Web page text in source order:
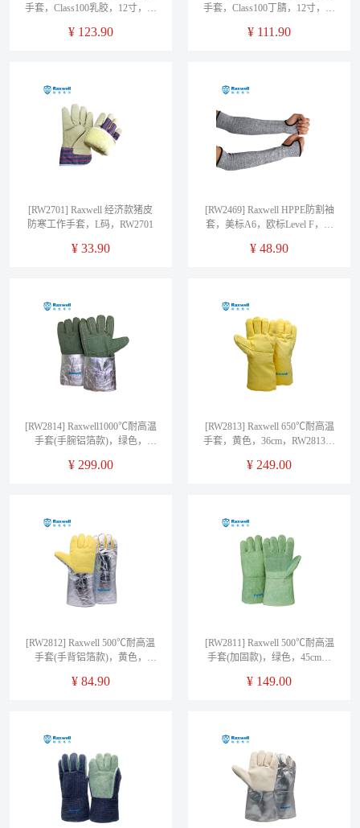
手套，Class100乳胶，12寸，双
码，RW2640，50双/包
¥ 123.90
手套，Class100丁腈，12寸，双
码，RW2637，50双/包
¥ 111.90
[RW2701] Raxwell 经济款猪皮
防寒工作手套，L码，RW2701
¥ 33.90
[RW2469] Raxwell HPPE防割袖
套，美标A6，欧标Level F，麻
¥48.90
[RW2814] Raxwell1000℃耐高温
手套(手腕铝箔款)，绿色，
¥ 299.00
[RW2813] Raxwell 650℃耐高温
手套，黄色，36cm，RW2813，
¥ 249.00
[RW2812] Raxwell 500℃耐高温
手套(手背铝箔款)，黄色，
¥ 84.90
[RW2811] Raxwell 500℃耐高温
手套(加固款)，绿色，45cm，
¥ 149.00